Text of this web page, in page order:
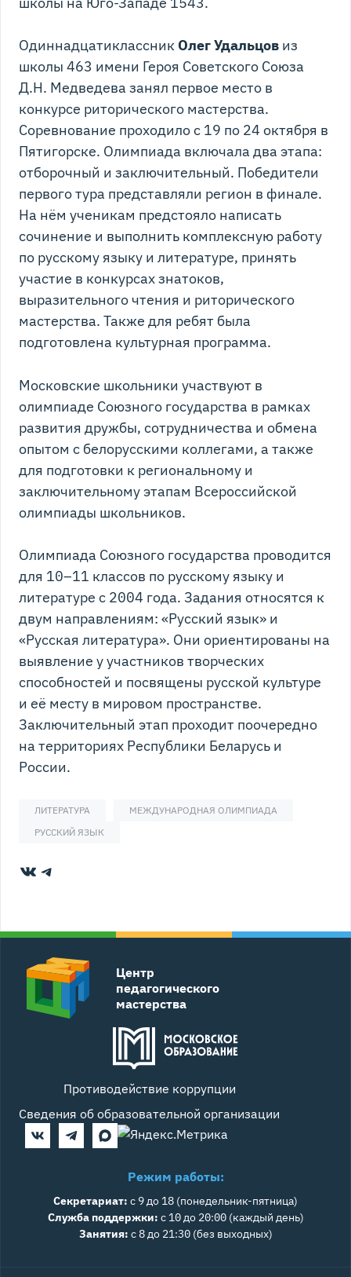
Одиннадцатиклассник Олег Удальцов из
школы 463 имени Героя Советского Союза
Д.Н. Медведева занял первое место в
конкурсе риторического мастерства.
Соревнование проходило с 19 по 24 октября в
Пятигорске. Олимпиада включала два этапа:
отборочный и заключительный. Победители
первого тура представляли регион в финале.
На нём ученикам предстояло написать
сочинение и выполнить комплексную работу
по русскому языку и литературе, принять
участие в конкурсах знатоков,
выразительного чтения и риторического
мастерства. Также для ребят была
подготовлена культурная программа.
Московские школьники участвуют в
олимпиаде Союзного государства в рамках
развития дружбы, сотрудничества и обмена
опытом с белорусскими коллегами, а также
для подготовки к региональному и
заключительному этапам Всероссийской
олимпиады школьников.
Олимпиада Союзного государства проводится
для 10–11 классов по русскому языку и
литературе с 2004 года. Задания относятся к
двум направлениям: «Русский язык» и
«Русская литература». Они ориентированы на
выявление у участников творческих
способностей и посвящены русской культуре
и её месту в мировом пространстве.
Заключительный этап проходит поочередно
на территориях Республики Беларусь и
России.
ЛИТЕРАТУРА
МЕЖДУНАРОДНАЯ ОЛИМПИАДА
РУССКИЙ ЯЗЫК
ВКонтакте
Telegram
Центр
педагогического
мастерства
Противодействие коррупции
Сведения об образовательной организации
Режим работы:
Секретариат: с 9 до 18 (понедельник-пятница)
Служба поддержки: с 10 до 20:00 (каждый день)
Занятия: с 8 до 21:30 (без выходных)